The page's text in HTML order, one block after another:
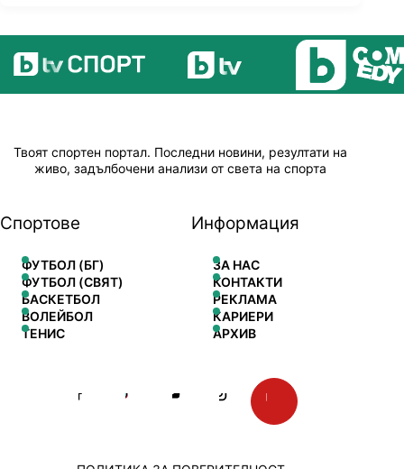
Твоят спортен портал. Последни новини, резултати на
живо, задълбочени анализи от света на спорта
Спортове
ФУТБОЛ (БГ)
ФУТБОЛ (СВЯТ)
БАСКЕТБОЛ
ВОЛЕЙБОЛ
ТЕНИС
Информация
ЗА НАС
КОНТАКТИ
РЕКЛАМА
КАРИЕРИ
АРХИВ